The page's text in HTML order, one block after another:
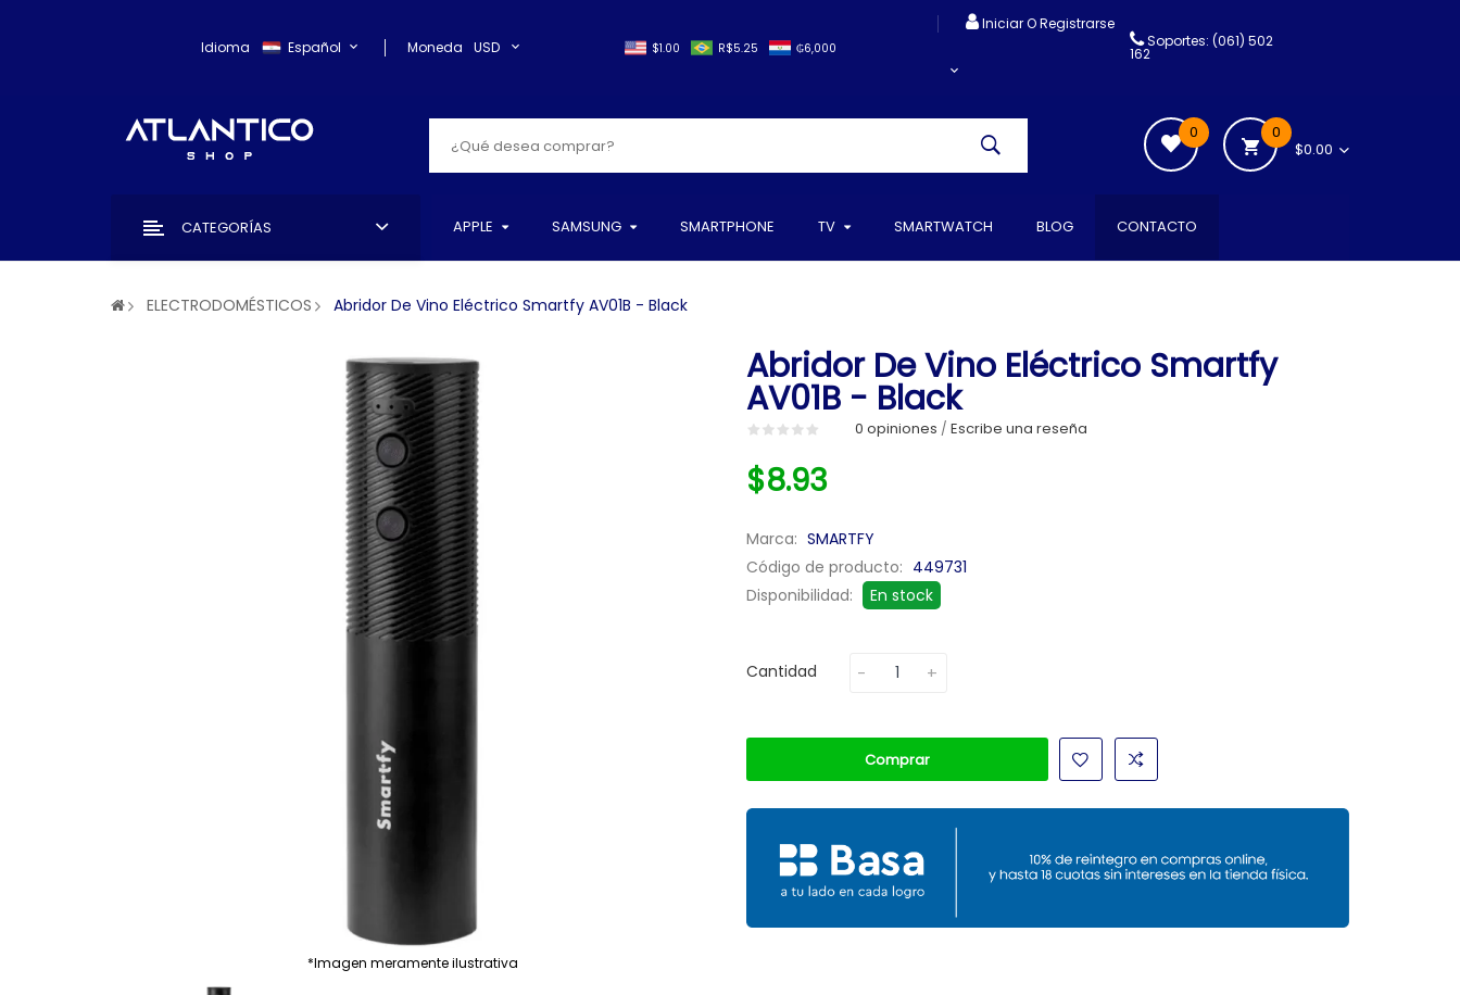
Idioma Español Moneda USD $1.00 ₲6,000
R$5.25
Iniciar O Registrarse
Soportes: (061) 502
162
0
$0.00
0
CATEGORÍAS APPLE SAMSUNG SMARTPHONE TV SMARTWATCH BLOG CONTACTO
ELECTRODOMÉSTICOS Abridor De Vino Eléctrico Smartfy AV01B - Black
*Imagen meramente ilustrativa
Abridor De Vino Eléctrico Smartfy
AV01B - Black
0 opiniones / Escribe una reseña
$8.93
Marca: SMARTFY
Código de producto: 449731
Disponibilidad:
En stock
Cantidad
Comprar